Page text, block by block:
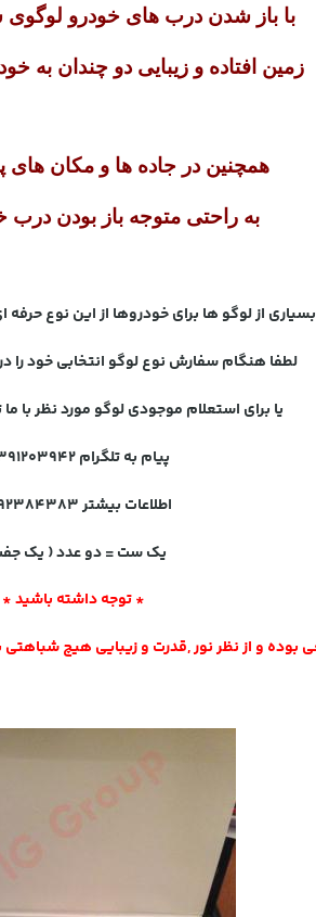
با باز شدن درب های خودرو
زمین افتاده و زیبایی دو چندان به
همچنین در جاده ها و مکان های
به راحتی متوجه باز بودن درب
بسیاری از لوگو ها برای خودروها از این نوع
لطفا هنگام سفارش نوع لوگو انتخابی خود را
یا برای استعلام موجودی لوگو مورد نظر با
پیام به تلگرام ۰۹۳۹۱۲۰۳۹۴۲
اطلاعات بیشتر 09192384383
یک ست = دو عدد ( یک
* توجه داشته باشید *